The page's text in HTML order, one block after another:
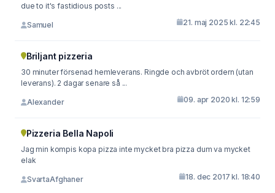
due to it's fastidious posts ...
Samuel 21. maj 2025 kl. 22:45
Briljant pizzeria
30 minuter försenad hemleverans. Ringde och avbröt ordern (utan
leverans). 2 dagar senare så ...
Alexander 09. apr 2020 kl. 12:59
Pizzeria Bella Napoli
Jag min kompis kopa pizza inte mycket bra pizza dum va mycket
elak
SvartaAfghaner 18. dec 2017 kl. 18:40